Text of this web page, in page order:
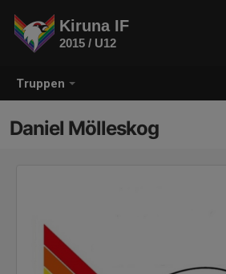
Truppen
Kiruna IF
2015 / U12
Daniel Mölleskog